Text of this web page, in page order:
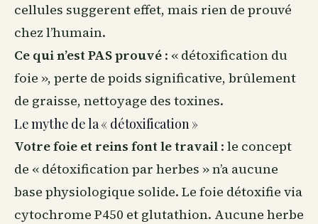
cellules suggerent effet, mais rien de prouvé
chez l’humain.
Ce qui n’est PAS prouvé : « détoxification du
foie », perte de poids significative, brûlement
de graisse, nettoyage des toxines.
Le mythe de la « détoxification »
Votre foie et reins font le travail : le concept
de « détoxification par herbes » n’a aucune
base physiologique solide. Le foie détoxifie via
cytochrome P450 et glutathion. Aucune herbe